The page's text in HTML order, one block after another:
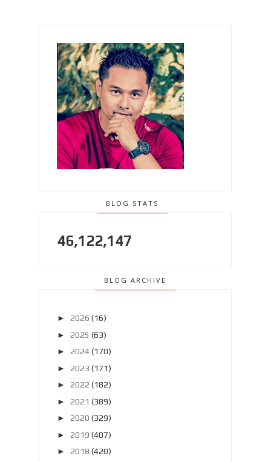
BLOG STATS
46,122,147
BLOG ARCHIVE
► 2026 (16)
► 2025 (63)
► 2024 (170)
► 2023 (171)
► 2022 (182)
► 2021 (389)
► 2020 (329)
► 2019 (407)
► 2018 (420)